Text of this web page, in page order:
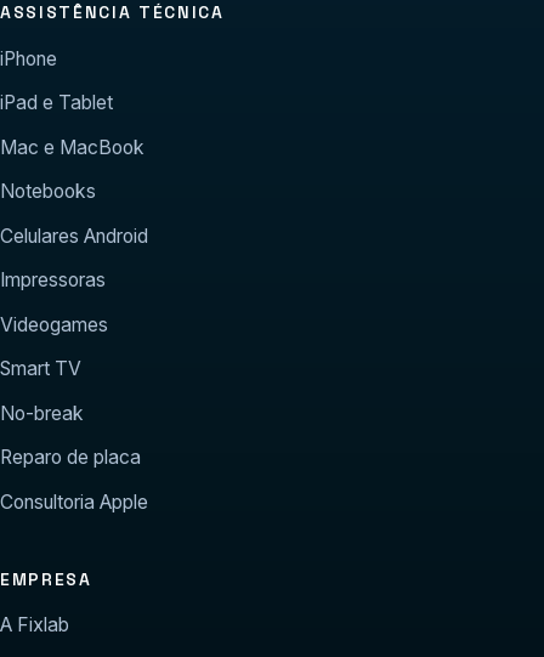
ASSISTÊNCIA TÉCNICA
iPhone
iPad e Tablet
Mac e MacBook
Notebooks
Celulares Android
Impressoras
Videogames
Smart TV
No-break
Reparo de placa
Consultoria Apple
EMPRESA
A Fixlab